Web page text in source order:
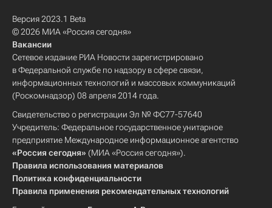
Версия 2023.1 Beta
© 2026 МИА «Россия сегодня»
Вакансии
Сетевое издание РИА Новости зарегистрировано
в Федеральной службе по надзору в сфере связи,
информационных технологий и массовых коммуникаций
(Роскомнадзор) 08 апреля 2014 года.
Свидетельство о регистрации Эл № ФС77-57640
Учредитель: Федеральное государственное унитарное
предприятие Международное информационное агентство
«Россия сегодня» (МИА «Россия сегодня»).
Правила использования материалов
Политика конфиденциальности
Правила применения рекомендательных технологий